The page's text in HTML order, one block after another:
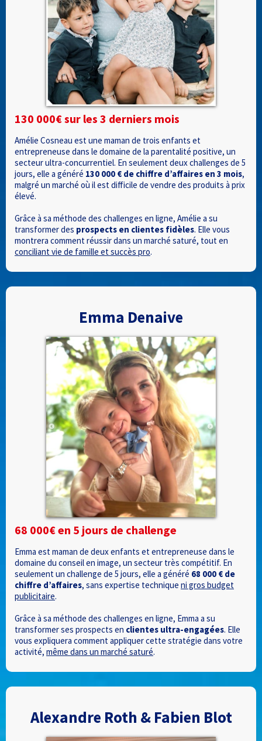
130 000€ sur les 3 derniers mois
Amélie Cosneau est une maman de trois enfants et
entrepreneuse dans le domaine de la parentalité positive, un
secteur ultra-concurrentiel. En seulement deux challenges de 5
jours, elle a généré 130 000 € de chiffre d’affaires en 3 mois,
malgré un marché où il est difficile de vendre des produits à prix
élevé.
Grâce à sa méthode des challenges en ligne, Amélie a su
transformer des prospects en clientes fidèles. Elle vous
montrera comment réussir dans un marché saturé, tout en
conciliant vie de famille et succès pro.
Emma Denaive
68 000€ en 5 jours de challenge
Emma est maman de deux enfants et entrepreneuse dans le
domaine du conseil en image, un secteur très compétitif. En
seulement un challenge de 5 jours, elle a généré 68 000 € de
chiffre d’affaires, sans expertise technique ni gros budget
publicitaire.
Grâce à sa méthode des challenges en ligne, Emma a su
transformer ses prospects en clientes ultra-engagées. Elle
vous expliquera comment appliquer cette stratégie dans votre
activité, même dans un marché saturé.
Alexandre Roth & Fabien Blot